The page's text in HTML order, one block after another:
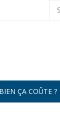
ÇA COÛTE ?